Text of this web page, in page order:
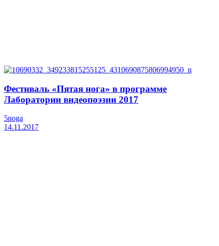
Фестиваль «Пятая нога» в программе
Лаборатории видеопоэзии 2017
5noga
14.11.2017